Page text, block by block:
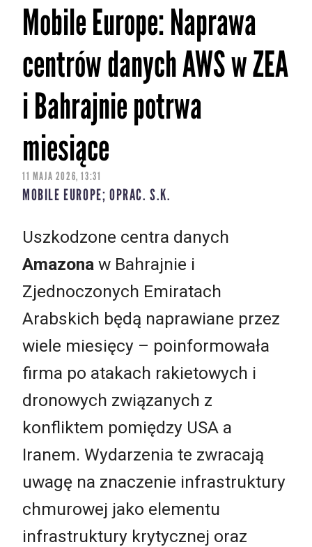
Mobile Europe: Naprawa
centrów danych AWS w ZEA
i Bahrajnie potrwa
miesiące
11 MAJA 2026, 13:31
MOBILE EUROPE; OPRAC. S.K.
Uszkodzone centra danych
Amazona w Bahrajnie i
Zjednoczonych Emiratach
Arabskich będą naprawiane przez
wiele miesięcy – poinformowała
firma po atakach rakietowych i
dronowych związanych z
konfliktem pomiędzy USA a
Iranem. Wydarzenia te zwracają
uwagę na znaczenie infrastruktury
chmurowej jako elementu
infrastruktury krytycznej oraz